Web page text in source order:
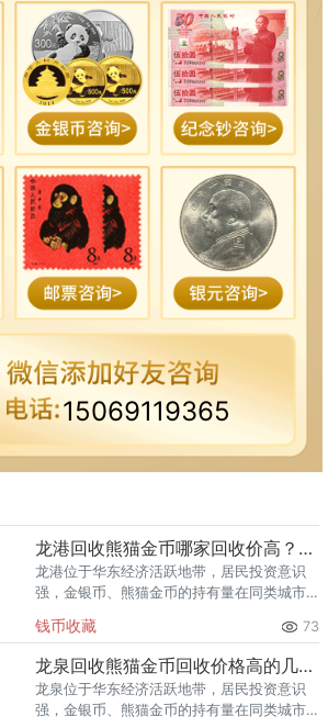
15069119365
龙港回收熊猫金币哪家回收价高？本地榜单
龙港位于华东经济活跃地带，居民投资意识
强，金银币、熊猫金币的持有量在同类城市
熊猫金币的需求就明显升温，但鱼龙混杂的
回收渠道里，能精准识别版别溢
钱币收藏 73
龙泉回收熊猫金币回收价格高的几家推荐
龙泉位于华东经济活跃地带，居民投资意识
强，金银币、熊猫金币的持有量在同类城市